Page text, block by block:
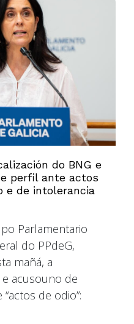
do BNG e
perfil ante actos
e de intolerancia
Parlamentario
do PPdeG,
mañá, a
e acusouno de
de odio”: